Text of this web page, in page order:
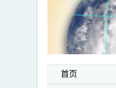
首页